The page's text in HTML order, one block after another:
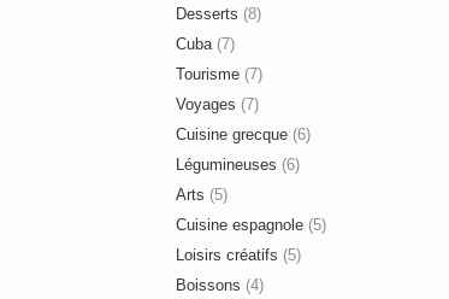
Desserts (8)
Cuba(7)
Tourisme (7)
Voyages (7)
Cuisine grecque (6)
Légumineuses (6)
Arts (5)
Cuisine espagnole (5)
Loisirs créatifs (5)
Boissons (4)